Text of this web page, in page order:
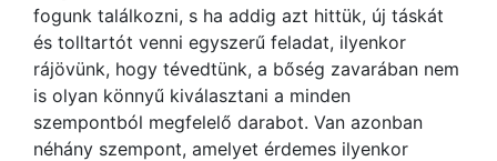
fogunk találkozni, s ha addig azt hittük, új táskát
és tolltartót venni egyszerű feladat, ilyenkor
rájövünk, hogy tévedtünk, a bőség zavarában nem
is olyan könnyű kiválasztani a minden
szempontból megfelelő darabot. Van azonban
néhány szempont, amelyet érdemes ilyenkor